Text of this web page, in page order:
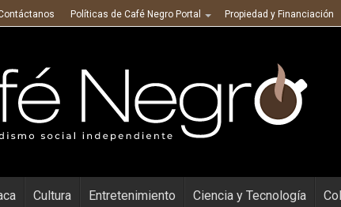
Políticas de Café Negro Portal Propiedad y Financiación
Cultura Entretenimiento Ciencia y Tecnología